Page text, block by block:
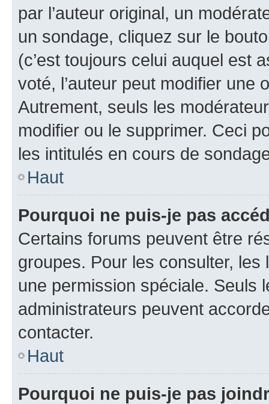
par l’auteur original, un
un sondage, cliquez sur le
(c’est toujours celui auquel est
voté, l’auteur peut modifier une
Autrement, seuls les
modifier ou le supprimer. Ceci
les intitulés en cours de
Haut
Pourquoi ne puis-je pas
Certains forums peuvent être
groupes. Pour les consulter,
une permission spéciale. Seuls
administrateurs peuvent
contacter.
Haut
Pourquoi ne puis-je pas